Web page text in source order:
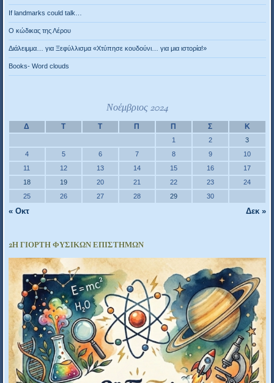
If landmarks could talk…
Ο κώδικας της Λέρου
Διάλειμμα… για Ξεφύλλισμα «Χτύπησε κουδούνι… για μια ιστορία!»
Books- Word clouds
Νοέμβριος 2024
Δ Τ Τ Π Π Σ Κ
« Οκτ Δεκ »
1 2
3
4
5 6 7 8 9
10
11
12 13 14 15 16
17
18
19 20 21 22 23
24
25
26 27 28 29 30
2Η ΓΙΟΡΤΉ ΦΥΣΙΚΏΝ ΕΠΙΣΤΗΜΏΝ